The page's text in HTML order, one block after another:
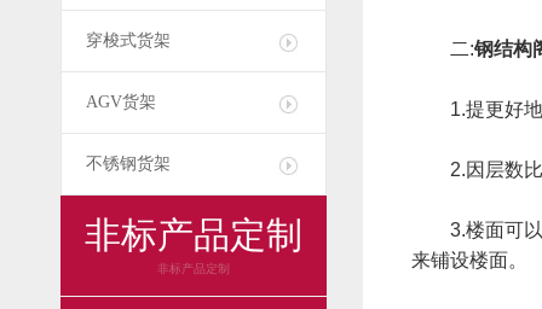
穿梭式货架
AGV货架
不锈钢货架
非标产品定制
非标产品定制
二:钢结构
1.提更好地
2.因层数比
3.楼面可以
来铺设楼面。